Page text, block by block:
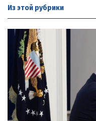
Из этой рубрики